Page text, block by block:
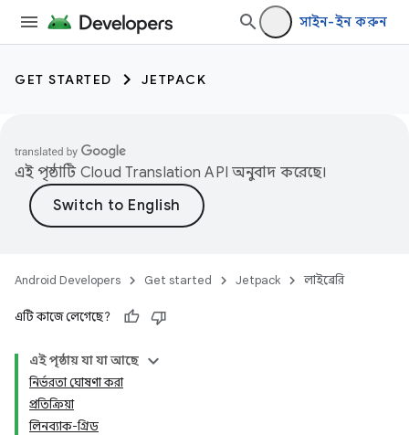
সাইন-ইন করুন
GET STARTED JETPACK
এই পৃষ্ঠাটি Cloud Translation API অনুবাদ করেছে।
Android Developers Get started Jetpack লাইব্রেরি
এটি কাজে লেগেছে?
এই পৃষ্ঠায় যা যা আছে
নির্ভরতা ঘোষণা করা
প্রতিক্রিয়া
লিনব্যাক-গ্রিড